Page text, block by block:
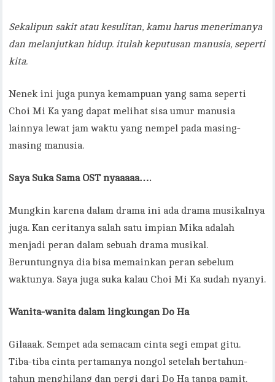
Sekalipun sakit atau kesulitan, kamu harus menerimanya
dan melanjutkan hidup. itulah keputusan manusia, seperti
kita.
Nenek ini juga punya kemampuan yang sama seperti
Choi Mi Ka yang dapat melihat sisa umur manusia
lainnya lewat jam waktu yang nempel pada masing-
masing manusia.
Saya Suka Sama OST nyaaaaa….
Mungkin karena dalam drama ini ada drama musikalnya
juga. Kan ceritanya salah satu impian Mika adalah
menjadi peran dalam sebuah drama musikal.
Beruntungnya dia bisa memainkan peran sebelum
waktunya. Saya juga suka kalau Choi Mi Ka sudah nyanyi.
Wanita-wanita dalam lingkungan Do Ha
Gilaaak. Sempet ada semacam cinta segi empat gitu.
Tiba-tiba cinta pertamanya nongol setelah bertahun-
tahun menghilang dan pergi dari Do Ha tanpa pamit.